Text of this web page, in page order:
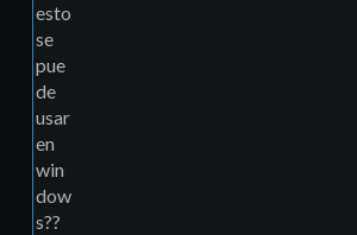
esto
se
pue
de
usar
en
win
dow
s??